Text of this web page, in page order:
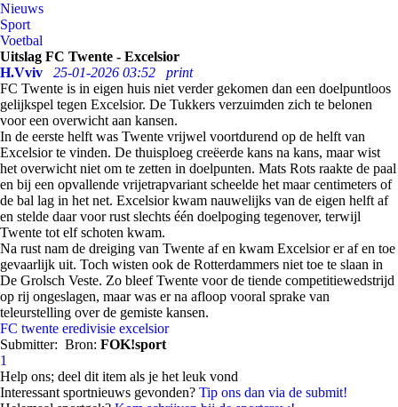
Nieuws
Sport
Voetbal
Uitslag FC Twente - Excelsior
H.Vviv
25-01-2026 03:52
print
FC Twente is in eigen huis niet verder gekomen dan een doelpuntloos
gelijkspel tegen Excelsior. De Tukkers verzuimden zich te belonen
voor een overwicht aan kansen.
In de eerste helft was Twente vrijwel voortdurend op de helft van
Excelsior te vinden. De thuisploeg creëerde kans na kans, maar wist
het overwicht niet om te zetten in doelpunten. Mats Rots raakte de paal
en bij een opvallende vrijetrapvariant scheelde het maar centimeters of
de bal lag in het net. Excelsior kwam nauwelijks van de eigen helft af
en stelde daar voor rust slechts één doelpoging tegenover, terwijl
Twente tot elf schoten kwam.
Na rust nam de dreiging van Twente af en kwam Excelsior er af en toe
gevaarlijk uit. Toch wisten ook de Rotterdammers niet toe te slaan in
De Grolsch Veste. Zo bleef Twente voor de tiende competitiewedstrijd
op rij ongeslagen, maar was er na afloop vooral sprake van
teleurstelling over de gemiste kansen.
FC twente eredivisie excelsior
Submitter: Bron: FOK!sport
1
Help ons; deel dit item als je het leuk vond
Interessant sportnieuws gevonden? Tip ons dan via de submit!